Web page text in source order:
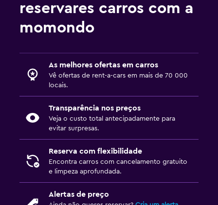
reservares carros com a
momondo
As melhores ofertas em carros
Vê ofertas de rent-a-cars em mais de 70 000
locais.
Transparência nos preços
Veja o custo total antecipadamente para
evitar surpresas.
Reserva com flexibilidade
Encontra carros com cancelamento gratuito
e limpeza aprofundada.
Alertas de preço